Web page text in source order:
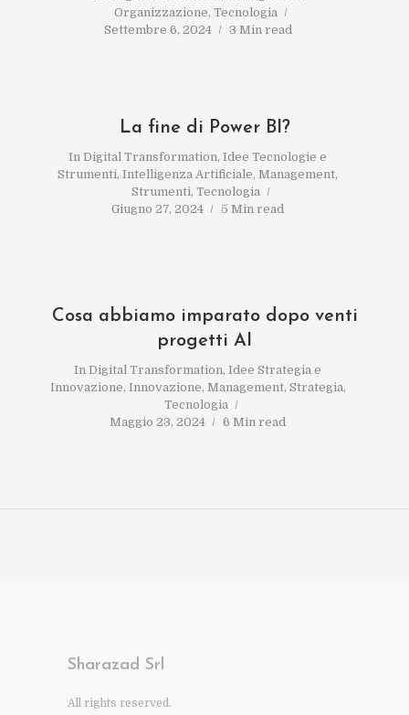
Organizzazione, Tecnologia
Settembre 6, 2024
3 Min read
La fine di Power BI?
In Digital Transformation, Idee Tecnologie e
Strumenti, Intelligenza Artificiale, Management,
Strumenti, Tecnologia
Giugno 27, 2024
5 Min read
Cosa abbiamo imparato dopo venti
progetti AI
In Digital Transformation, Idee Strategia e
Innovazione, Innovazione, Management, Strategia,
Tecnologia
Maggio 23, 2024
6 Min read
Sharazad Srl
All rights reserved.